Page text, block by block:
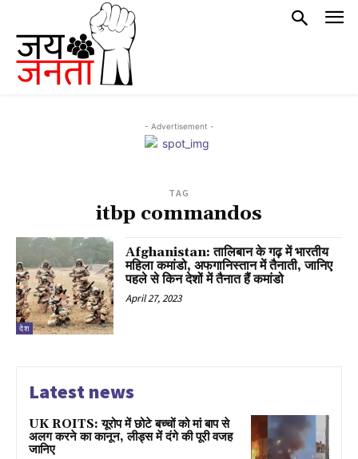
- Advertisement -
TAG
itbp commandos
देश
Afghanistan: तालिबान के गढ़ में भारतीय
महिला कमांडो, अफगानिस्तान में तैनाती, जानिए
पहले से किन देशों में तैनात हैं कमांडो
April 27, 2023
Latest news
UK ROITS: यूरोप में छोटे बच्चों को मां बाप से
अलग करने का कानून, लीड्स में दंगे की पूरी वजह
जानिए